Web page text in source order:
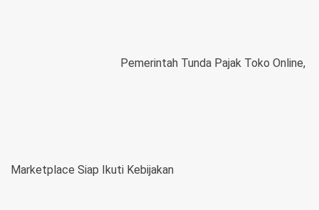
Pemerintah Tunda Pajak Toko Online,
Marketplace Siap Ikuti Kebijakan